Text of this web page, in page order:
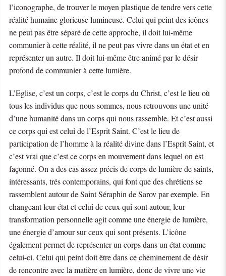
l’iconographe, de trouver le moyen plastique de tendre vers cette
réalité humaine glorieuse lumineuse. Celui qui peint des icônes
ne peut pas être séparé de cette approche, il doit lui-même
communier à cette réalité, il ne peut pas vivre dans un état et en
représenter un autre. Il doit lui-même être animé par le désir
profond de communier à cette lumière.
L’Eglise, c’est un corps, c’est le corps du Christ, c’est le lieu où
tous les individus que nous sommes, nous retrouvons une unité
d’une humanité dans un corps qui nous rassemble. Et c’est aussi
ce corps qui est celui de l’Esprit Saint. C’est le lieu de
participation de l’homme à la réalité divine dans l’Esprit Saint, et
c’est vrai que c’est ce corps en mouvement dans lequel on est
façonné. On a des cas assez précis de corps de lumière de saints,
intéressants, trés contemporains, qui font que des chrétiens se
rassemblent autour de Saint Séraphin de Sarov par exemple. En
changeant leur état et celui de ceux qui sont autour, leur
transformation personnelle agit comme une énergie de lumière,
une énergie d’amour sur ceux qui sont présents. L’icône
également permet de représenter un corps dans un état comme
celui-ci. Celui qui peint doit être dans ce cheminement de désir
de rencontre avec la matière en lumière, donc de vivre une vie